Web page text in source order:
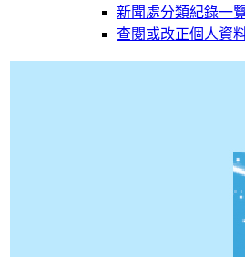
新聞處分類紀錄一
查閱或改正個人資